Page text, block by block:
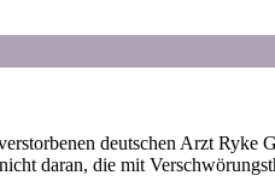
deutschen Arzt Ryke
daran, die mit